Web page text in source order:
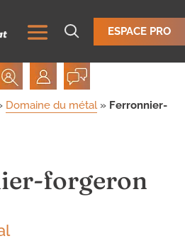
ESPACE PRO
Domaine du métal » Ferronnier-
forgeron